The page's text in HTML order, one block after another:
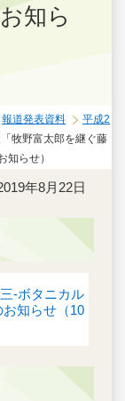
知ら
報道発表資料
平成2
牧野富太郎を継ぐ藤
知らせ）
年8月22日
-ボタニカル
知らせ（10